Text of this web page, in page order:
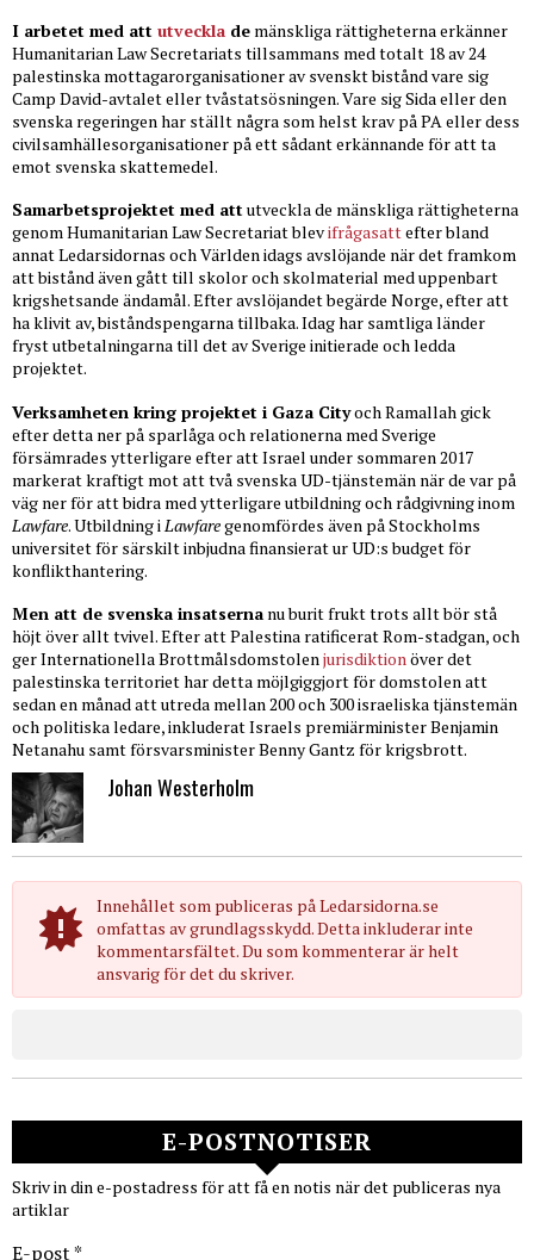
I arbetet med att utveckla de mänskliga rättigheterna erkänner
Humanitarian Law Secretariats tillsammans med totalt 18 av 24
palestinska mottagarorganisationer av svenskt bistånd vare sig
Camp David-avtalet eller tvåstatsösningen. Vare sig Sida eller den
svenska regeringen har ställt några som helst krav på PA eller dess
civilsamhällesorganisationer på ett sådant erkännande för att ta
emot svenska skattemedel.
Samarbetsprojektet med attutveckla de mänskliga rättigheterna
genom Humanitarian Law Secretariat blevifrågasattefter bland
annat Ledarsidornas och Världen idags avslöjande när det framkom
att bistånd även gått till skolor och skolmaterial med uppenbart
krigshetsande ändamål. Efter avslöjandet begärde Norge, efter att
ha klivit av, biståndspengarna tillbaka. Idag har samtliga länder
fryst utbetalningarna till det av Sverige initierade och ledda
projektet.
Verksamheten kring projektet i Gaza Cityoch Ramallah gick
efter detta ner på sparlåga och relationerna med Sverige
försämrades ytterligare efter att Israel under sommaren 2017
markerat kraftigt mot att två svenska UD-tjänstemän när de var på
väg ner för att bidra med ytterligare utbildning och rådgivning inom
Lawfare.Utbildning i Lawfaregenomfördes även på Stockholms
universitet för särskilt inbjudna finansierat ur UD:s budget för
konflikthantering.
Men att de svenska insatserna nu burit frukt trots allt bör stå
höjt över allt tvivel. Efter att Palestina ratificerat Rom-stadgan, och
ger Internationella Brottmålsdomstolenjurisdiktionöver det
palestinska territoriet har detta möjlgiggjort för domstolen att
sedan en månad att utreda mellan 200 och 300 israeliska tjänstemän
och politiska ledare, inkluderat Israels premiärminister Benjamin
Netanahu samt försvarsminister Benny Gantz för krigsbrott.
Johan Westerholm
Innehållet som publiceras på Ledarsidorna.se
omfattas av grundlagsskydd. Detta inkluderar inte
kommentarsfältet. Du som kommenterar är helt
ansvarig för det du skriver.
E-POSTNOTISER
Skriv in din e-postadress för att få en notis när det publiceras nya
artiklar
E-post *